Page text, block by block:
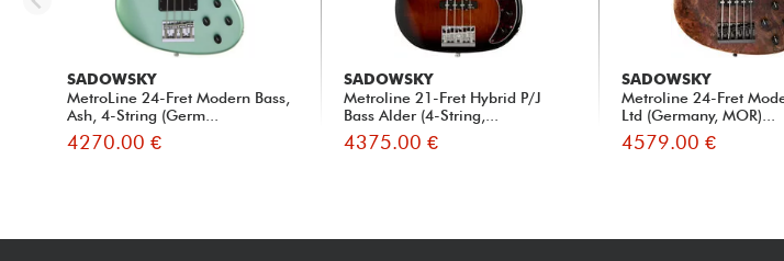
SADOWSKY
MetroLine 24-Fret Modern Bass,
Ash, 4-String (Germ...
4270.00 €
SADOWSKY
Metroline 21-Fret Hybrid P/J
Bass Alder (4-String,...
4375.00 €
SADOWSKY
Metroline 24-Fret
Ltd (Germany, MOR)...
4579.00 €